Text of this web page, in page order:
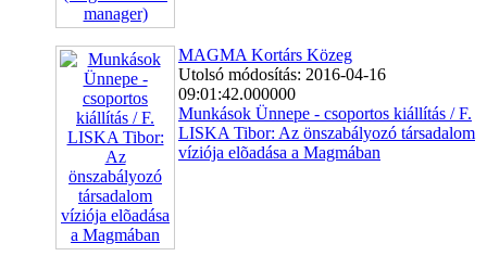
MAGMA Kortárs Közeg
Utolsó módosítás: 2016-04-16
09:01:42.000000
Munkások Ünnepe - csoportos kiállítás / F.
LISKA Tibor: Az önszabályozó társadalom
víziója elõadása a Magmában